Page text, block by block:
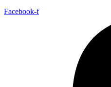
Facebook-f